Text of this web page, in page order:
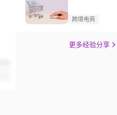
跨境电商
更多经验分享